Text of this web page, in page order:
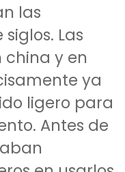
las
Las
china y en
ya
ligero para
Antes de